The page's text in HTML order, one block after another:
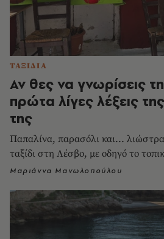
ΤΑΞΙΔΙΑ
Αν θες να γνωρίσεις
πρώτα λίγες λέξεις
της
Παπαλίνα, παρασόλι και...
ταξίδι στη Λέσβο, με οδηγό το
Μαριάννα Μανωλοπούλου